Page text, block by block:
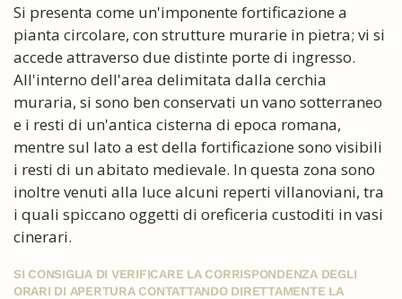
Si presenta come un'imponente fortificazione a
pianta circolare, con strutture murarie in pietra; vi si
accede attraverso due distinte porte di ingresso.
All'interno dell'area delimitata dalla cerchia
muraria, si sono ben conservati un vano sotterraneo
e i resti di un'antica cisterna di epoca romana,
mentre sul lato a est della fortificazione sono visibili
i resti di un abitato medievale. In questa zona sono
inoltre venuti alla luce alcuni reperti villanoviani, tra
i quali spiccano oggetti di oreficeria custoditi in vasi
cinerari.
SI CONSIGLIA DI VERIFICARE LA CORRISPONDENZA DEGLI
ORARI DI APERTURA CONTATTANDO DIRETTAMENTE LA